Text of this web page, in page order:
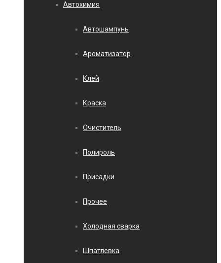
Автохимия
Автошампунь
Ароматизатор
Клей
Краска
Очиститель
Полироль
Присадки
Прочее
Холодная сварка
Шпатлевка